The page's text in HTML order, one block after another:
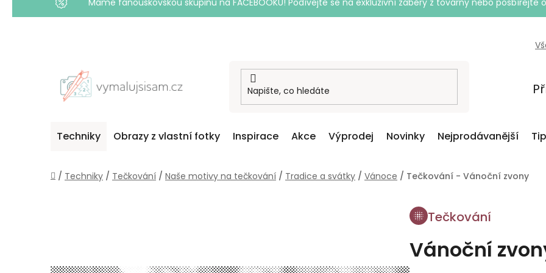
Máme fanouškovskou skupinu na FACEBOOKU! Podívejte se na exkluzivní záběry z továrny nebo
Techniky Obrazy z vlastní fotky Inspirace Akce Výprodej Novinky Nejprodávanější
Domů
/ Techniky / Tečkování / Naše motivy na tečkování / Tradice a svátky / Vánoce / Tečkování - Vánoční zvony
Tečkování
Vánoční